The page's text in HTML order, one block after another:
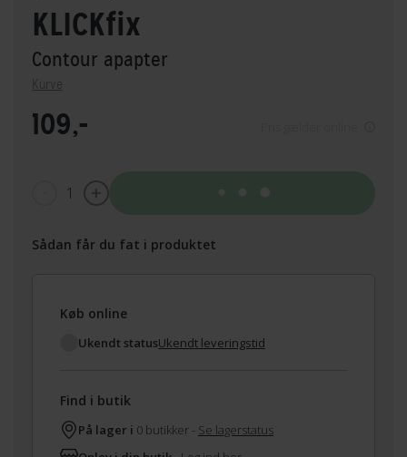
KLICKfix
Contour apapter
Kurve
109,-
1
Sådan får du fat i produktet
Køb online
Ukendt statusUkendt leveringstid
Find i butik
På lager i 0 butikker - Se lagerstatus